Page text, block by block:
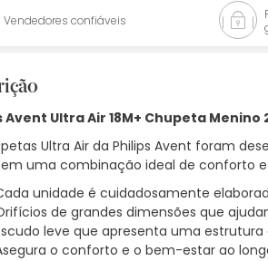
Vendedores confiáveis
Avent Ultra Air 18M+ Chupeta Menino
Ultra Air da Philips Avent foram
uma combinação ideal de conforto e
unidade é cuidadosamente
de grandes dimensões que
leve que apresenta uma
o conforto e o bem-estar ao